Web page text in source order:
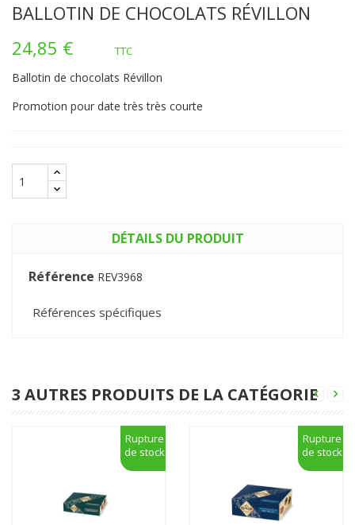
BALLOTIN DE CHOCOLATS RÉVILLON
24,85 €
TTC
Ballotin de chocolats Révillon
Promotion pour date très très courte
DÉTAILS DU PRODUIT
Référence REV3968
Références spécifiques
3 AUTRES PRODUITS DE LA CATÉGORIE
Rupture
de stock
Rupture
de stock